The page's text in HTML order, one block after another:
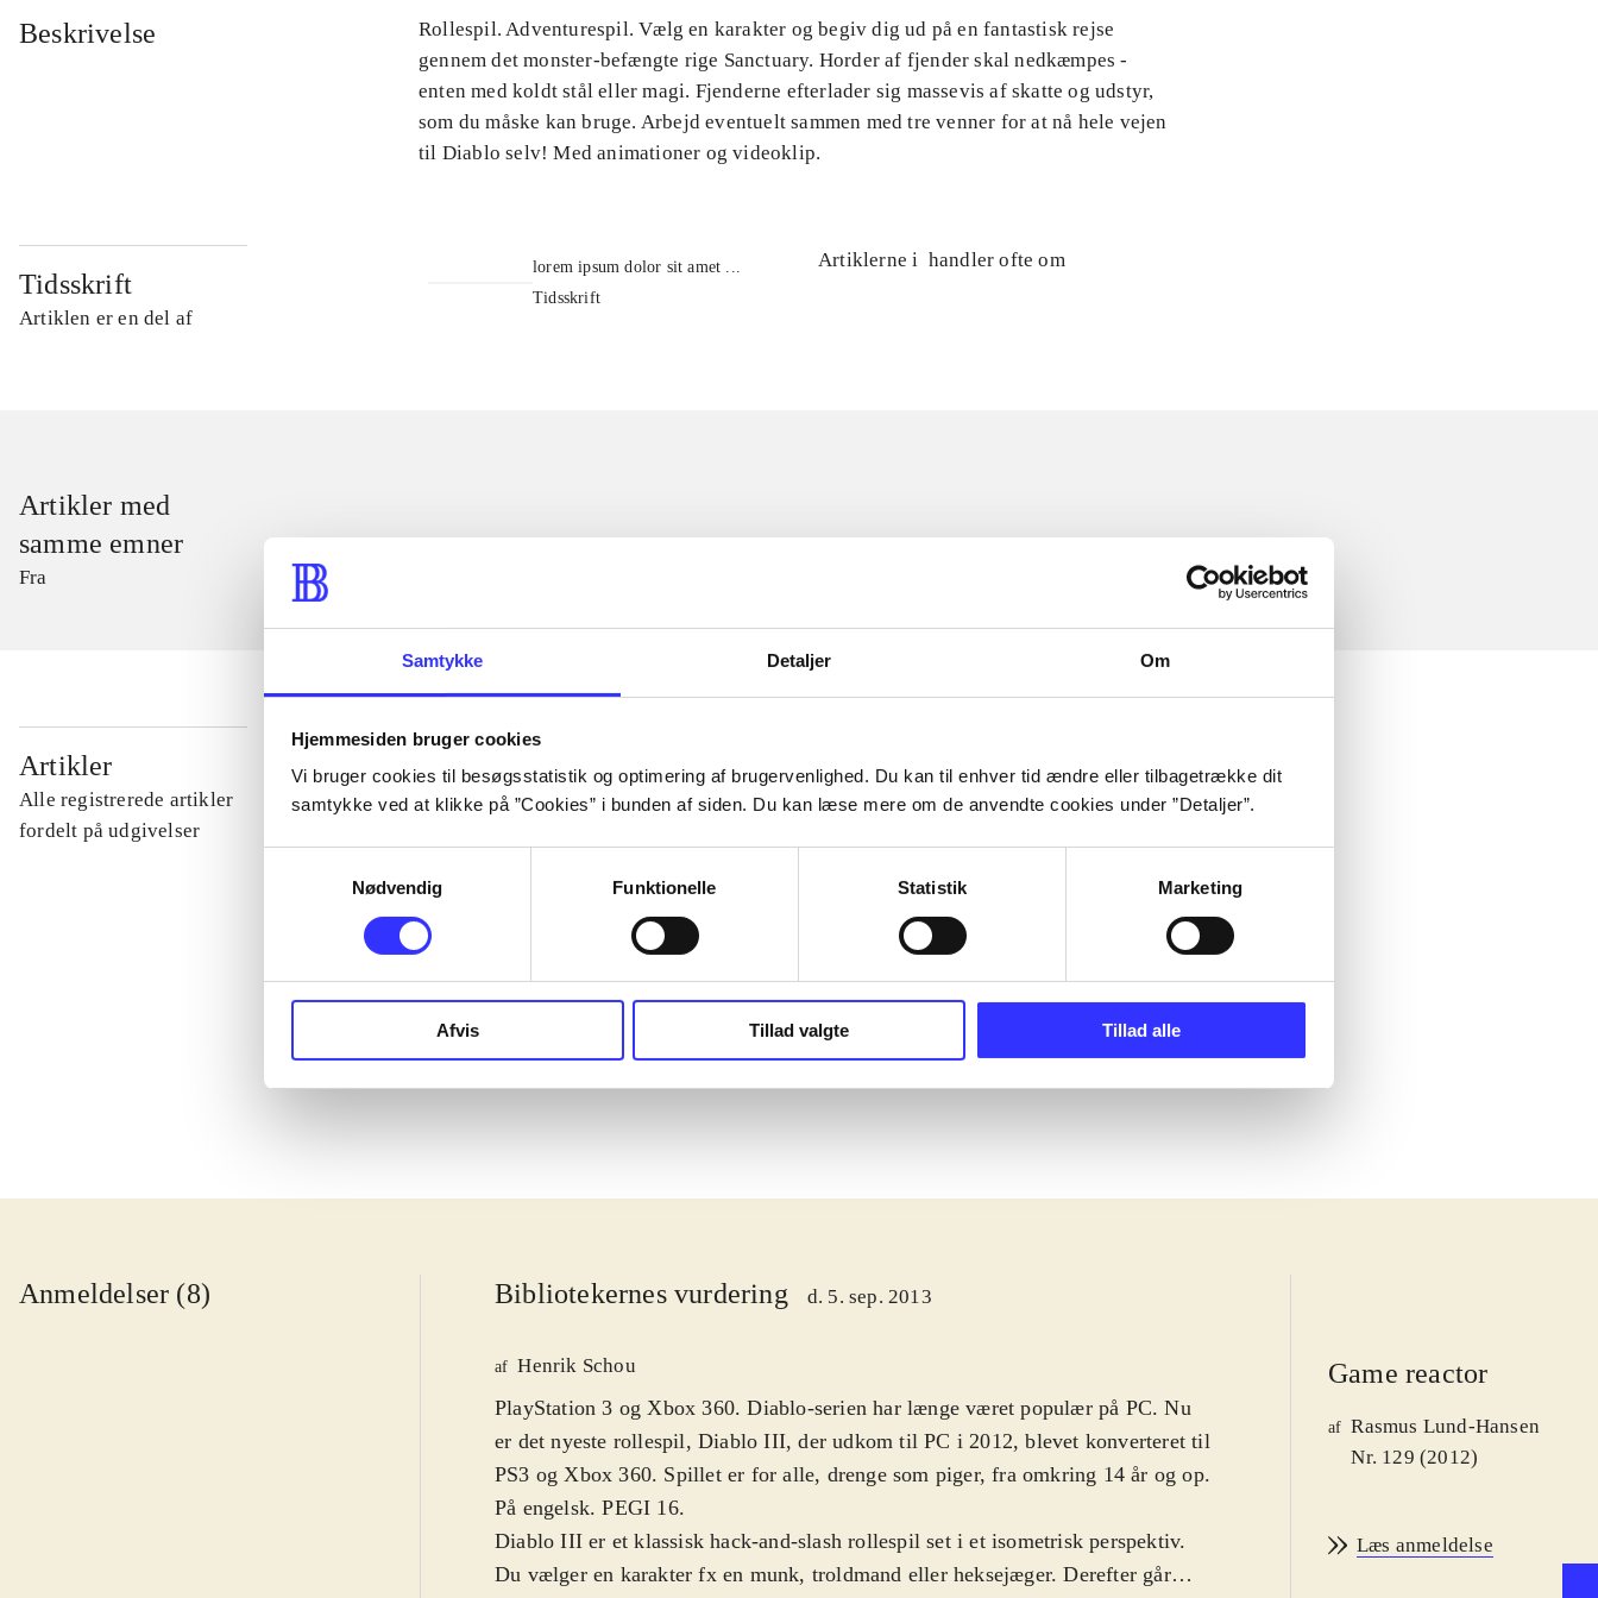
Samtykke Detaljer Om
Hjemmesiden bruger cookies
Vi bruger cookies til besøgsstatistik og optimering af brugervenlighed. Du kan til enhver tid ændre eller tilbagetrække dit
samtykke ved at klikke på ”Cookies” i bunden af siden. Du kan læse mere om de anvendte cookies under ”Detaljer”.
Nødvendig
Funktionelle Statistik Marketing
Afvis Tillad valgte Tillad alle
Beskrivelse
Rollespil. Adventurespil. Vælg en karakter og begiv dig ud på en fantastisk rejse
gennem det monster-befængte rige Sanctuary. Horder af fjender skal nedkæmpes -
enten med koldt stål eller magi. Fjenderne efterlader sig massevis af skatte og udstyr,
som du måske kan bruge. Arbejd eventuelt sammen med tre venner for at nå hele vejen
til Diablo selv! Med animationer og videoklip.
Tidsskrift
Artiklen er en del af
lorem ipsum dolor sit amet ...
Tidsskrift
Artiklerne i handler ofte om
Artikler med
samme emner
Fra
Artikler
Alle registrerede artikler
fordelt på udgivelser
...
...
...
...
Anmeldelser (8) Bibliotekernes vurdering d. 5. sep. 2013
af Henrik Schou
PlayStation 3 og Xbox 360. Diablo-serien har længe været populær på PC. Nu
er det nyeste rollespil, Diablo III, der udkom til PC i 2012, blevet konverteret til
PS3 og Xbox 360. Spillet er for alle, drenge som piger, fra omkring 14 år og op.
På engelsk. PEGI 16.
Diablo III er et klassisk hack-and-slash rollespil set i et isometrisk perspektiv.
Du vælger en karakter fx en munk, troldmand eller heksejæger. Derefter går
Game reactor
af Rasmus Lund-Hansen
Nr. 129 (2012)
Læs anmeldelse